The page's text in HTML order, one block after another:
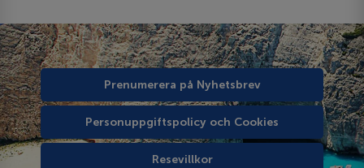
Prenumerera på Nyhetsbrev
Personuppgiftspolicy och Cookies
Resevillkor